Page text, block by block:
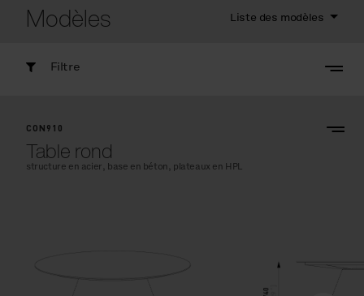
Modèles Liste des modèles
Filtre
CON910
Table rond
structure en acier, base en béton, plateaux en HPL